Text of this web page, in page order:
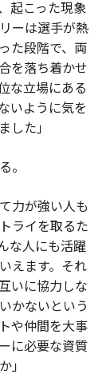
起こった現象
ーは選手が熱
た段階で、両
を落ち着かせ
な立場にある
いように気を
した」
。
力が強い人も
ライを取るた
な人にも活躍
えます。それ
いに協力しな
かないという
や仲間を大事
に必要な資質
」